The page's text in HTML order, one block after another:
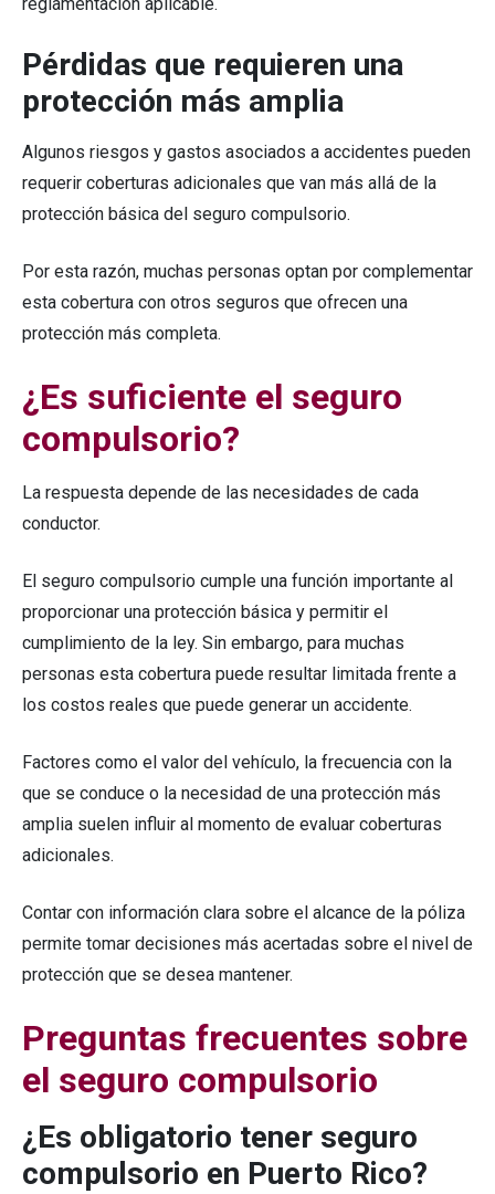
reglamentación aplicable.
Pérdidas que requieren una
protección más amplia
Algunos riesgos y gastos asociados a accidentes pueden
requerir coberturas adicionales que van más allá de la
protección básica del seguro compulsorio.
Por esta razón, muchas personas optan por complementar
esta cobertura con otros seguros que ofrecen una
protección más completa.
¿Es suficiente el seguro
compulsorio?
La respuesta depende de las necesidades de cada
conductor.
El seguro compulsorio cumple una función importante al
proporcionar una protección básica y permitir el
cumplimiento de la ley. Sin embargo, para muchas
personas esta cobertura puede resultar limitada frente a
los costos reales que puede generar un accidente.
Factores como el valor del vehículo, la frecuencia con la
que se conduce o la necesidad de una protección más
amplia suelen influir al momento de evaluar coberturas
adicionales.
Contar con información clara sobre el alcance de la póliza
permite tomar decisiones más acertadas sobre el nivel de
protección que se desea mantener.
Preguntas frecuentes sobre
el seguro compulsorio
¿Es obligatorio tener seguro
compulsorio en Puerto Rico?